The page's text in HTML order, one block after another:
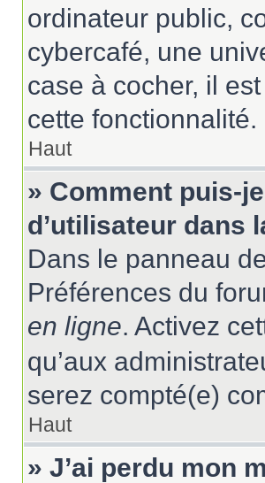
ordinateur public,
cybercafé, une
case à cocher, il
cette fonctionnalité.
Haut
» Comment puis-
d’utilisateur dans
Dans le panneau
Préférences du
en ligne. Activez
qu’aux
serez compté(e)
Haut
» J’ai perdu mon